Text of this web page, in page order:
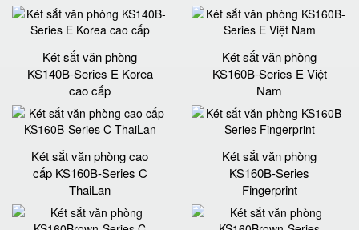
Két sắt văn phòng
KS140B-Series E Korea
cao cấp
Két sắt văn phòng
KS160B-Series E Việt
Nam
Két sắt văn phòng cao
cấp KS160B-Series C
ThaiLan
Két sắt văn phòng
KS160B-Series
Fingerprint